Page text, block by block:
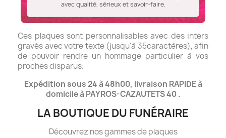
avec qualité, sérieux et savoir-faire.
Ces plaques sont personnalisables avec des inters
gravés avec votre texte (jusqu'à 35caractères), afin
de pouvoir rendre un hommage particulier à vos
proches disparus.
Expédition sous 24 à 48h00, livraison RAPIDE à
domicile à PAYROS-CAZAUTETS 40 .
LA BOUTIQUE DU FUNÉRAIRE
Découvrez nos gammes de plaques